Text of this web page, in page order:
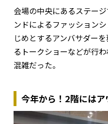
会場の中央にあるステー
ンドによるファッション
じめとするアンバサダー
るトークショーなどが行
混雑だった。
今年から！2階には